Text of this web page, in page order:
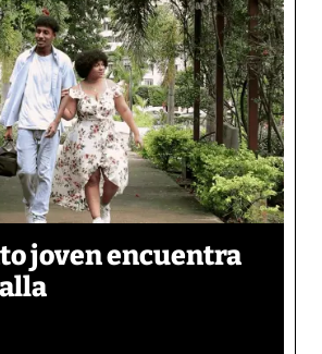
joven encuentra